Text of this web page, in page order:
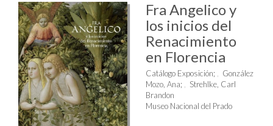
Fra Angelico y
los inicios del
Renacimiento
en Florencia
Catálogo Exposición;
González
Mozo, Ana;
Strehlke, Carl
Brandon
Museo Nacional del Prado